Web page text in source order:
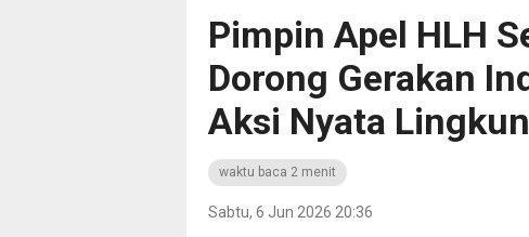
Pimpin Apel HLH
Dorong Gerakan
Aksi Nyata
waktu baca 2 menit
Sabtu, 6 Jun 2026 20:36